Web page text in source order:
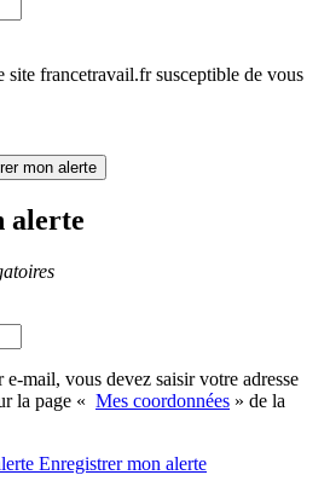
francetravail.fr susceptible de vous
mon alerte
alerte
mail, vous devez saisir votre adresse
la page « Mes coordonnées » de la
Enregistrermon alerte